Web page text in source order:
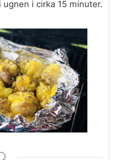
ugnen i cirka 15 minuter.